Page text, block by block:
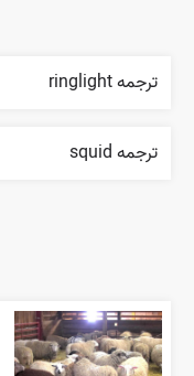
ترجمه ringlight
ترجمه squid